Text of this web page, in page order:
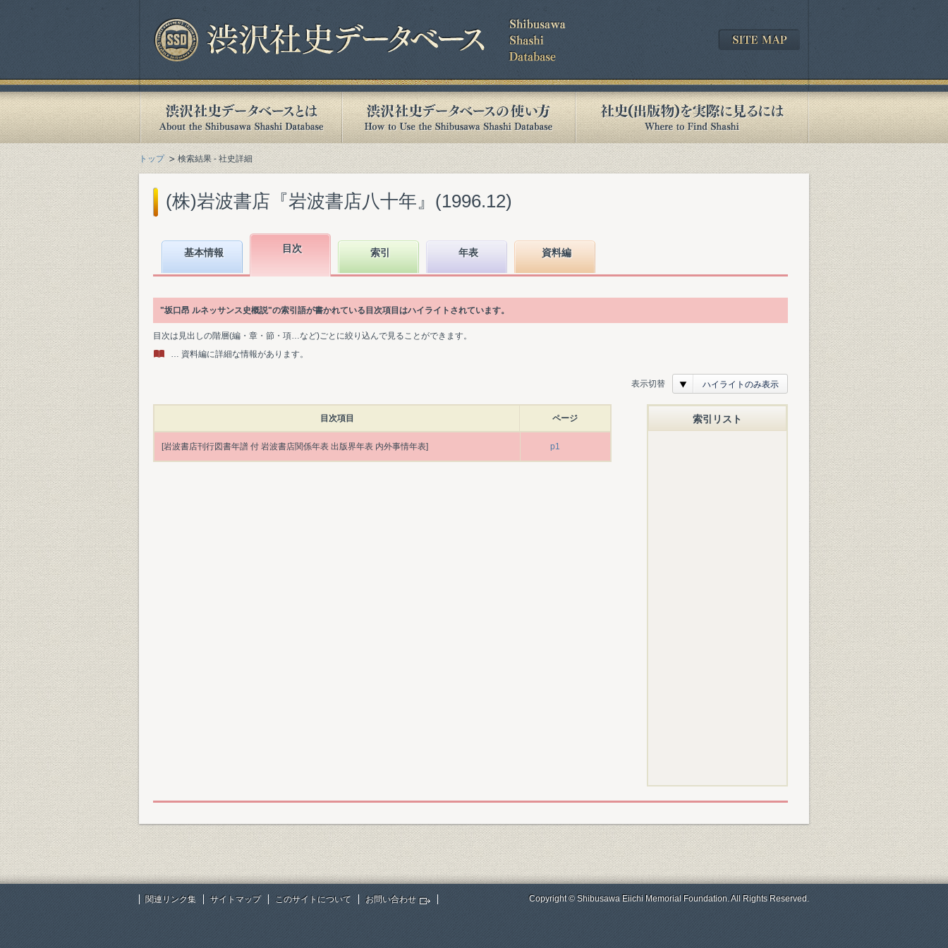
トップ 検索結果 - 社史詳細
(株)岩波書店『岩波書店八十年』(1996.12)
基本情報 目次 索引 年表 資料編
"坂口昂 ルネッサンス史概説"の索引語が書かれている目次項目はハイライトされています。
目次は見出しの階層(編・章・節・項…など)ごとに絞り込んで見ることができます。
… 資料編に詳細な情報があります。
表示切替 ハイライトのみ表示
目次項目 ページ
[岩波書店刊行図書年譜 付 岩波書店関係年表 出版界年表 内外事情年表] p1
索引リスト
関連リンク集 サイトマップ このサイトについて お問い合わせ Copyright © Shibusawa Eiichi Memorial Foundation. All Rights Reserved.